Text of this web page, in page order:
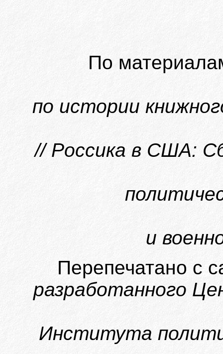
По
по истории
// Россика в США:
и
Перепечатано с
разработанного
Института